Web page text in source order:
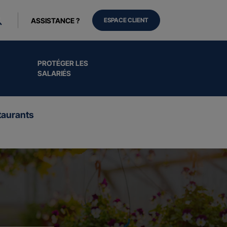
PROTÉGER LES
SALARIÉS
ASSISTANCE ? ESPACE CLIENT